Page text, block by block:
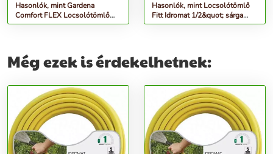
Hasonlók, mint Gardena
Comfort FLEX Locsolótömlő
(19mm, 3/4&quot;) - 25 méter
Hasonlók, mint Locsolótömlő
Fitt Idromat 1/2&quot; sárga
25fm / 8 bar,
Még ezek is érdekelhetnek: